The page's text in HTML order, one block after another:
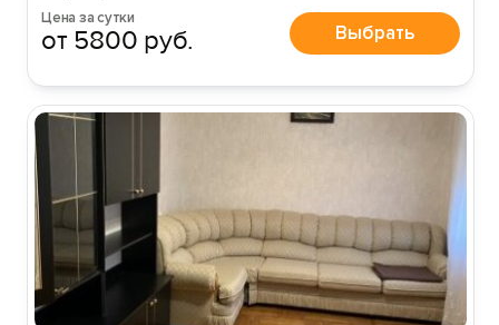
Цена за сутки
от 5800 руб. Выбрать